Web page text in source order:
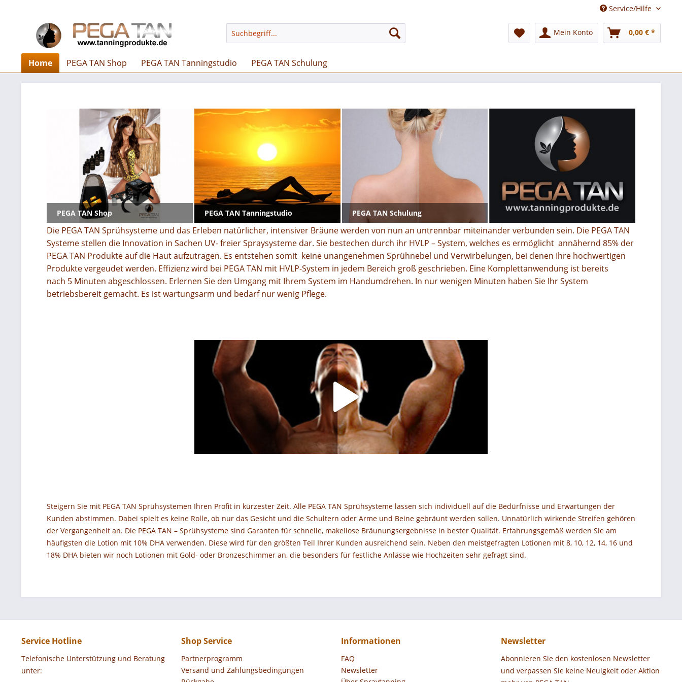
Service/Hilfe
Mein Konto 0,00 € *
Home PEGA TAN Shop PEGA TAN Tanningstudio PEGA TAN Schulung
PEGA TAN Shop
Die PEGA TAN Sprühsysteme und das Erleben natürlicher, intensiver Bräunewerden von nun an untrennbar miteinander verbunden sein. Die PEGA TAN
Systeme stellen die Innovation in Sachen UV- freierSpraysysteme dar. Sie bestechen durch ihr HVLP – System, welches es ermöglicht annähernd 85% der
PEGA TAN Produkte auf die Hautaufzutragen. Es entstehen somit keine unangenehmen Sprühnebel und Verwirbelungen, bei denen Ihre hochwertigen
Produkte vergeudet werden. Effizienz wird bei PEGA TAN mit HVLP-System in jedem Bereich groß geschrieben. Eine Komplettanwendung ist bereits
nach 5 Minuten abgeschlossen. Erlernen Sie den Umgang mit Ihrem System im Handumdrehen. In nur wenigen Minuten haben Sie IhrSystem
betriebsbereit gemacht. Es ist wartungsarm und bedarf nurwenig Pflege.
Steigern Sie mit PEGA TAN Sprühsystemen Ihren Profit in kürzester Zeit. Alle PEGA TAN Sprühsysteme lassen sich individuell auf die Bedürfnisse und Erwartungen der
Kunden abstimmen. Dabei spielt es keine Rolle, ob nur das Gesicht und die Schultern oder Arme und Beine gebräunt werden sollen. Unnatürlich wirkende Streifen gehören
der Vergangenheit an. Die PEGA TAN – Sprühsysteme sind Garanten für schnelle, makellose Bräunungsergebnisse in bester Qualität. Erfahrungsgemäß werden Sie am
häufigsten die Lotion mit 10% DHA verwenden. Diese wird für den größten Teil Ihrer Kunden ausreichend sein. Neben den meistgefragten Lotionen mit 8, 10, 12, 14, 16 und
18% DHA bieten wir noch Lotionen mit Gold- oder Bronzeschimmer an, die besonders für festliche Anlässe wie Hochzeiten sehr gefragt sind.
PEGA TAN Tanningstudio PEGA TAN Schulung
Service Hotline
Telefonische Unterstützung und Beratung
unter:
Shop Service
Partnerprogramm
Versand und Zahlungsbedingungen
Informationen
FAQ
Newsletter
Newsletter
Abonnieren Sie den kostenlosen Newsletter
und verpassen Sie keine Neuigkeit oder Aktion